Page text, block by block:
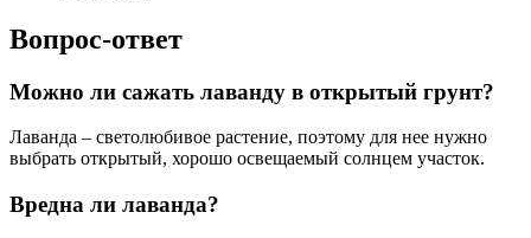
Вопрос-ответ
Можно ли сажать лаванду в открытый грунт?
Лаванда – светолюбивое растение, поэтому для нее нужно
выбрать открытый, хорошо освещаемый солнцем участок.
Вредна ли лаванда?